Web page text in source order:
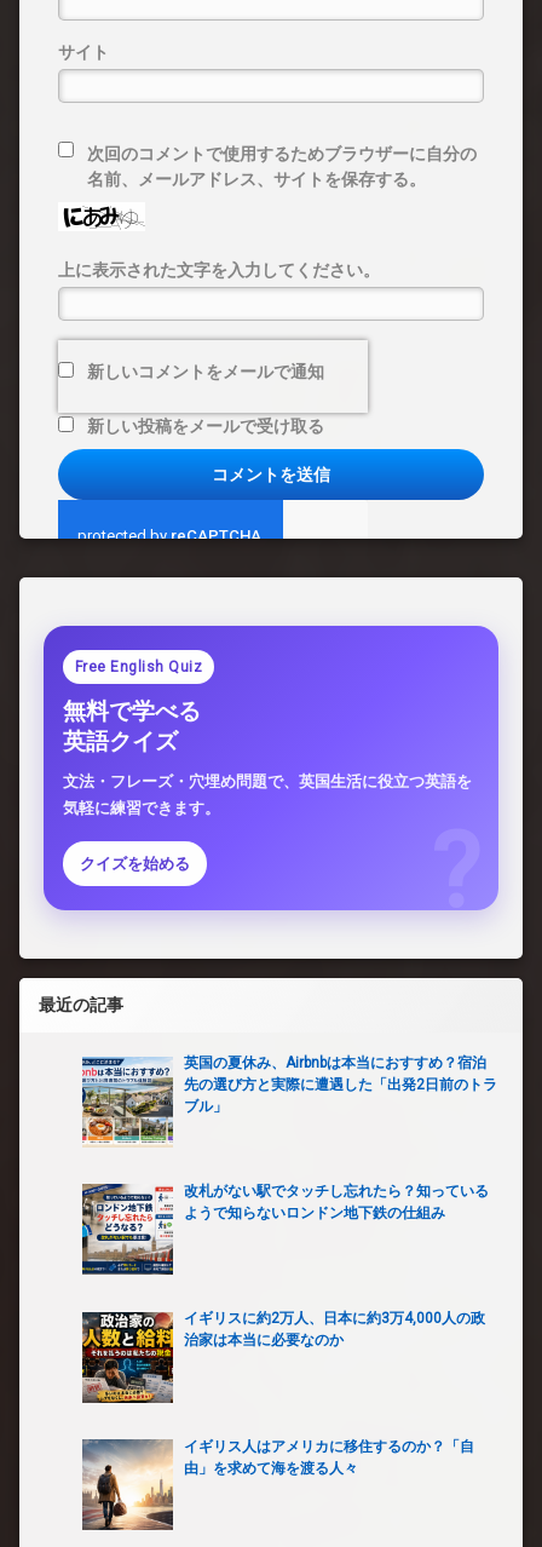
サイト
次回のコメントで使用するためブラウザーに自分の
名前、メールアドレス、サイトを保存する。
上に表示された文字を入力してください。
新しいコメントをメールで通知
新しい投稿をメールで受け取る
Free English Quiz
無料で学べる
英語クイズ
文法・フレーズ・穴埋め問題で、英国生活に役立つ英語を
気軽に練習できます。
クイズを始める
最近の記事
英国の夏休み、Airbnbは本当におすすめ？宿泊
先の選び方と実際に遭遇した「出発2日前のトラ
ブル」
改札がない駅でタッチし忘れたら？知っている
ようで知らないロンドン地下鉄の仕組み
イギリスに約2万人、日本に約3万4,000人の政
治家は本当に必要なのか
イギリス人はアメリカに移住するのか？「自
由」を求めて海を渡る人々